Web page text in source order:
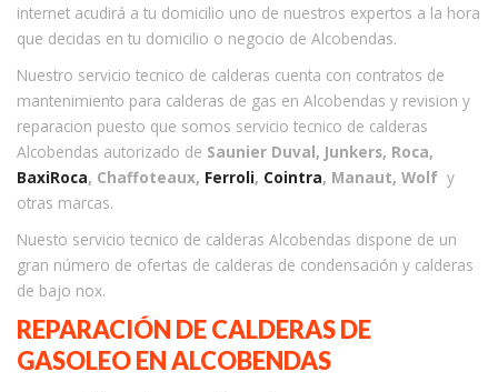
internet acudirá a tu domicilio uno de nuestros expertos a la hora
que decidas en tu domicilio o negocio de Alcobendas.
Nuestro servicio tecnico de calderas cuenta con contratos de
mantenimiento para calderas de gas en Alcobendas y revision y
reparacion puesto que somos servicio tecnico de calderas
Alcobendas autorizado de Saunier Duval, Junkers, Roca,
BaxiRoca, Chaffoteaux, Ferroli, Cointra, Manaut, Wolf y
otras marcas.
Nuesto servicio tecnico de calderas Alcobendas dispone de un
gran número de ofertas de calderas de condensación y calderas
de bajo nox.
REPARACIÓN DE CALDERAS DE
GASOLEO EN ALCOBENDAS